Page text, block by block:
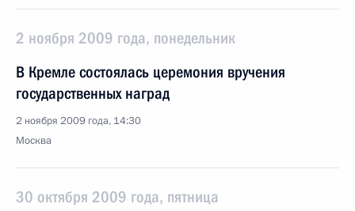
2 ноября 2009 года, понедельник
В Кремле состоялась церемония вручения
государственных наград
2 ноября 2009 года, 14:30
Москва
30 октября 2009 года, пятница